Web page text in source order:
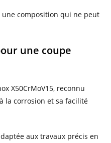
une composition qui ne peut
une coupe
X50CrMoV15, reconnu
la corrosion et sa facilité
aux travaux précis en